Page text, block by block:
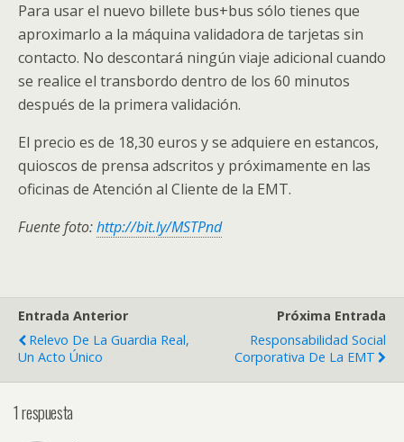
Para usar el nuevo billete bus+bus sólo tienes que
aproximarlo a la máquina validadora de tarjetas sin
contacto. No descontará ningún viaje adicional cuando
se realice el transbordo dentro de los 60 minutos
después de la primera validación.
El precio es de 18,30 euros y se adquiere en estancos,
quioscos de prensa adscritos y próximamente en las
oficinas de Atención al Cliente de la EMT.
Fuente foto:http://bit.ly/MSTPnd
Entrada Anterior
Relevo De La Guardia Real,
Un Acto Único
Próxima Entrada
Responsabilidad Social
Corporativa De La EMT
1 respuesta